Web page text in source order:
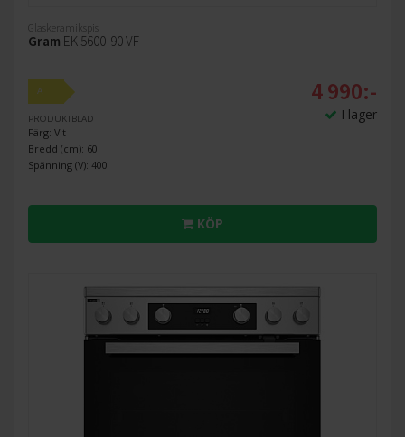
Glaskeramikspis
Gram EK 5600-90 VF
A
PRODUKTBLAD
Färg: Vit
Bredd (cm): 60
Spänning (V): 400
4 990:-
I lager
KÖP